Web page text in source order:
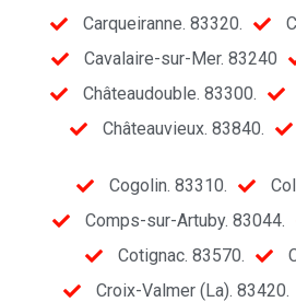
Carqueiranne. 83320.
Cavalaire-sur-Mer. 83240
Châteaudouble. 83300.
Châteauvieux. 83840.
Cogolin. 83310.
Comps-sur-Artuby. 83044.
Cotignac. 83570.
Croix-Valmer (La). 83420.